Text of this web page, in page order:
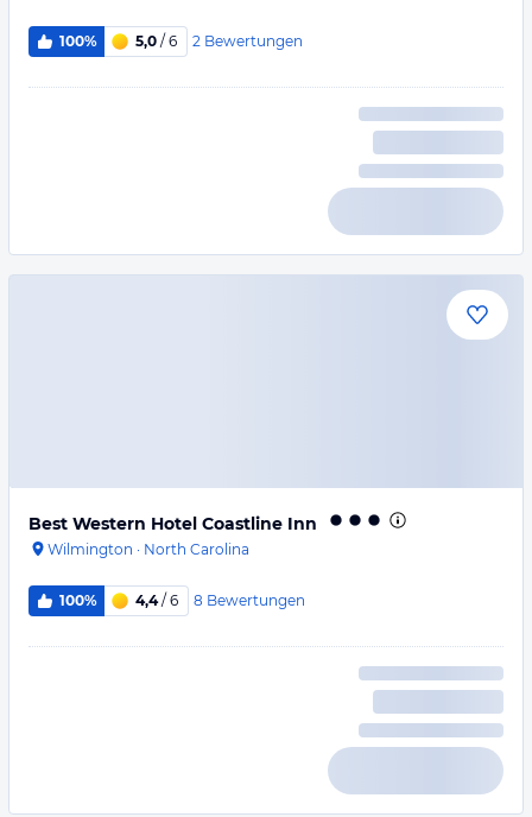
100% 5,0 / 6 2 Bewertungen
Best Western Hotel Coastline Inn
Wilmington · North Carolina
100% 4,4/ 6 8 Bewertungen